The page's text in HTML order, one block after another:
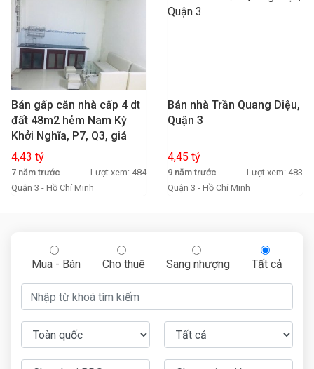
Bán gấp căn nhà cấp 4 dt
đất 48m2 hẻm Nam Kỳ
Khởi Nghĩa, P7, Q3, giá
4.43 tỷ
4,43 tỷ
7 năm trước
Lượt xem: 484
Quận 3 - Hồ Chí Minh
Bán nhà Trần Quang Diệu,
Quận 3
4,45 tỷ
9 năm trước
Lượt xem: 483
Quận 3 - Hồ Chí Minh
Mua - Bán Cho thuê Sang nhượng Tất cả